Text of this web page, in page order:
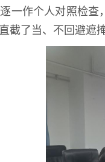
一作个人对照检
截了当、不回避遮掩